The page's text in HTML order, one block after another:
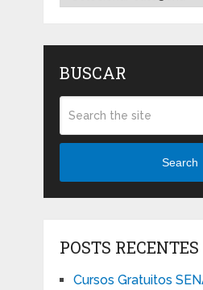
BUSCAR
Search
POSTS RECENTES
Cursos Gratuitos